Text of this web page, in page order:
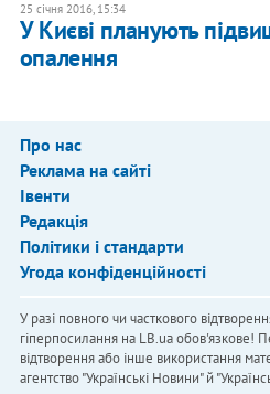
25 січня 2016, 15:34
У Києві планують
опалення
Про нас
Реклама на сайті
Івенти
Редакція
Політики і стандарти
Угода конфіденційності
У разі повного чи часткового
гіперпосилання на LB.ua обов'язкове!
відтворення або інше використання
агентство "Українськi Новини" й